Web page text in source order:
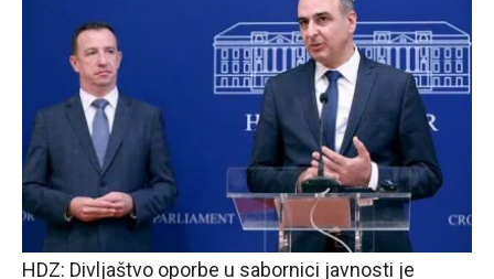
HDZ: Divljaštvo oporbe u sabornici javnosti je